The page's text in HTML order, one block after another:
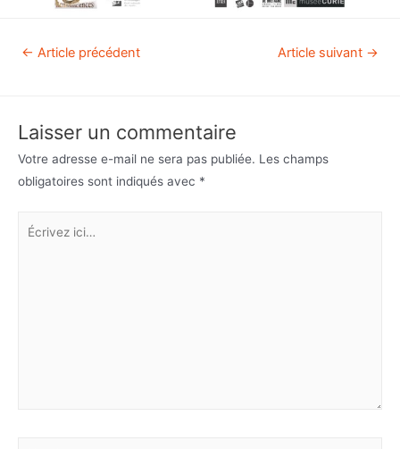
← Article précédent Article suivant →
Laisser un commentaire
Votre adresse e-mail ne sera pas publiée. Les champs
obligatoires sont indiqués avec *